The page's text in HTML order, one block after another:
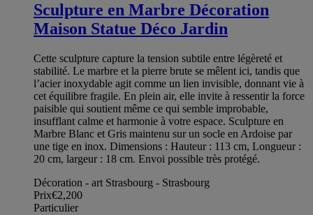
Sculpture en Marbre Décoration
Maison Statue Déco Jardin
Cette sculpture capture la tension subtile entre légèreté et
stabilité. Le marbre et la pierre brute se mêlent ici, tandis que
l’acier inoxydable agit comme un lien invisible, donnant vie à
cet équilibre fragile. En plein air, elle invite à ressentir la force
paisible qui soutient même ce qui semble improbable,
insufflant calme et harmonie à votre espace. Sculpture en
Marbre Blanc et Gris maintenu sur un socle en Ardoise par
une tige en inox. Dimensions : Hauteur : 113 cm, Longueur :
20 cm, largeur : 18 cm. Envoi possible très protégé.
Décoration - art Strasbourg - Strasbourg
Prix€2,200
Particulier